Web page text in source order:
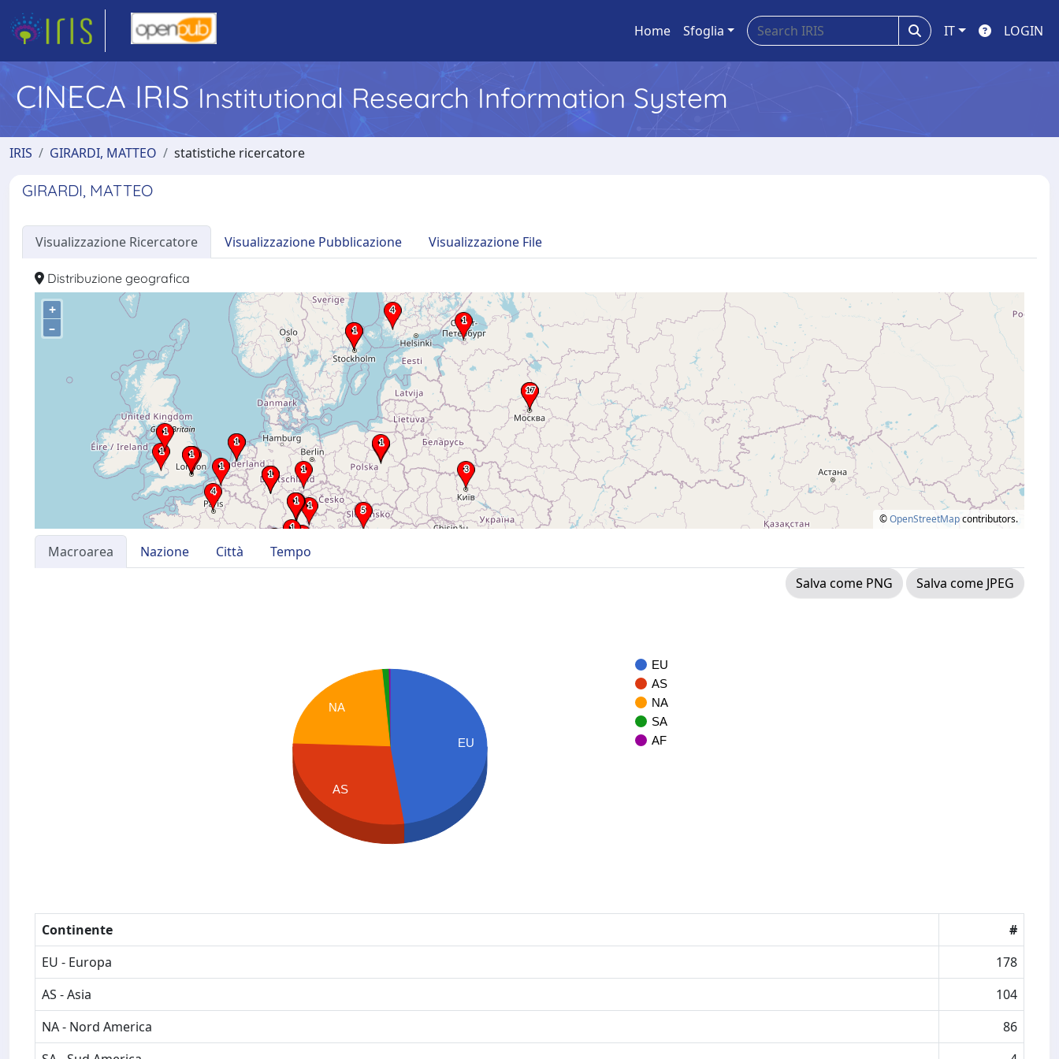
Home Sfoglia IT LOGIN
CINECA IRIS Institutional Research Information System
IRIS GIRARDI, MATTEO statistiche ricercatore
GIRARDI, MATTEO
Visualizzazione Ricercatore Visualizzazione Pubblicazione Visualizzazione File
Distribuzione geografica
+
–
©OpenStreetMapcontributors.
Macroarea Nazione Città
Tempo
Salva come PNG
Salva come JPEG
EU
AS
NA
SA
AF
EU
NA
AS
Continente
#
EU - Europa
178
AS - Asia
104
NA - Nord America
86